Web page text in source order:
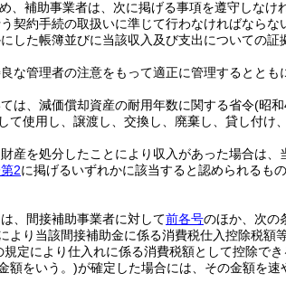
、補助事業者は、次に掲げる事項を遵守しなけ
契約手続の取扱いに準じて行わなければならな
した帳簿並びに当該収入及び支出についての
な管理者の注意をもって適正に管理するとと
は、減価償却資産の耐用年数に関する省令(昭
て使用し、譲渡し、交換し、廃棄し、貸し付
産を処分したことにより収入があった場合は
2に掲げるいずれかに該当すると認められるも
、間接補助事業者に対して前各号のほか、次の
より当該間接補助金に係る消費税仕入控除税額
規定により仕入れに係る消費税額として控除で
額をいう。)が確定した場合には、その金額を